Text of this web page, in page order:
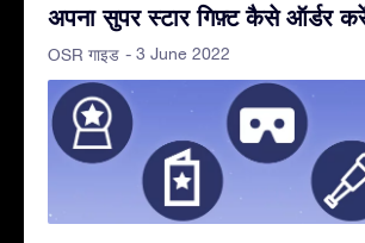
अपना सुपर स्टार गिफ़्ट कैसे ऑर्डर
OSR गाइड - 3 June 2022